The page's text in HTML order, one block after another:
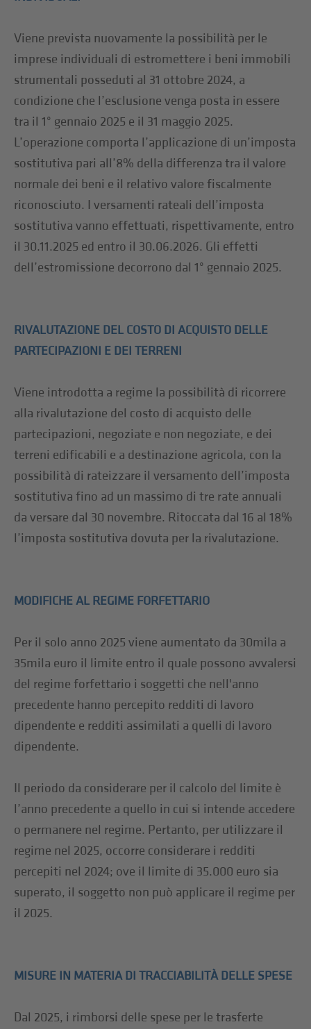
Viene prevista nuovamente la possibilità per le
imprese individuali di estromettere i beni immobili
strumentali posseduti al 31 ottobre 2024, a
condizione che l’esclusione venga posta in essere
tra il 1° gennaio 2025 e il 31 maggio 2025.
L’operazione comporta l’applicazione di un’imposta
sostitutiva pari all’8% della differenza tra il valore
normale dei beni e il relativo valore fiscalmente
riconosciuto. I versamenti rateali dell’imposta
sostitutiva vanno effettuati, rispettivamente, entro
il 30.11.2025 ed entro il 30.06.2026. Gli effetti
dell’estromissione decorrono dal 1° gennaio 2025.
RIVALUTAZIONE DEL COSTO DI ACQUISTO DELLE
PARTECIPAZIONI E DEI TERRENI
Viene introdotta a regime la possibilità di ricorrere
alla rivalutazione del costo di acquisto delle
partecipazioni, negoziate e non negoziate, e dei
terreni edificabili e a destinazione agricola, con la
possibilità di rateizzare il versamento dell’imposta
sostitutiva fino ad un massimo di tre rate annuali
da versare dal 30 novembre. Ritoccata dal 16 al 18%
l’imposta sostitutiva dovuta per la rivalutazione.
MODIFICHE AL REGIME FORFETTARIO
Per il solo anno 2025 viene aumentato da 30mila a
35mila euro il limite entro il quale possono avvalersi
del regime forfettario i soggetti che nell'anno
precedente hanno percepito redditi di lavoro
dipendente e redditi assimilati a quelli di lavoro
dipendente.
Il periodo da considerare per il calcolo del limite è
l’anno precedente a quello in cui si intende accedere
o permanere nel regime. Pertanto, per utilizzare il
regime nel 2025, occorre considerare i redditi
percepiti nel 2024; ove il limite di 35.000 euro sia
superato, il soggetto non può applicare il regime per
il 2025.
MISURE IN MATERIA DI TRACCIABILITÀ DELLE SPESE
Dal 2025, i rimborsi delle spese per le trasferte